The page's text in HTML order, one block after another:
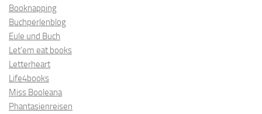
Booknapping
Buchperlenblog
Eule und Buch
Let’em eat books
Letterheart
Life4books
Miss Booleana
Phantasienreisen